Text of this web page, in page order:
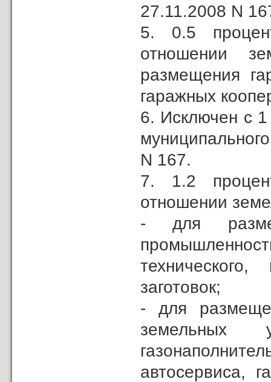
27.11.2008 N
5. 0.5
отношении
размещения
гаражных
6. Исключен с
N 167.
7. 1.2
отношении
- для
заготовок;
- для
земельных
автосервиса,